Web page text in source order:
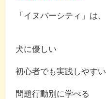
「イヌバーシティ」は、
犬に優しい
初心者でも実践しやすい
問題行動別に学べる